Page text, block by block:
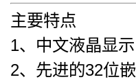
主要特点
1、中文液晶显
2、先进的32位